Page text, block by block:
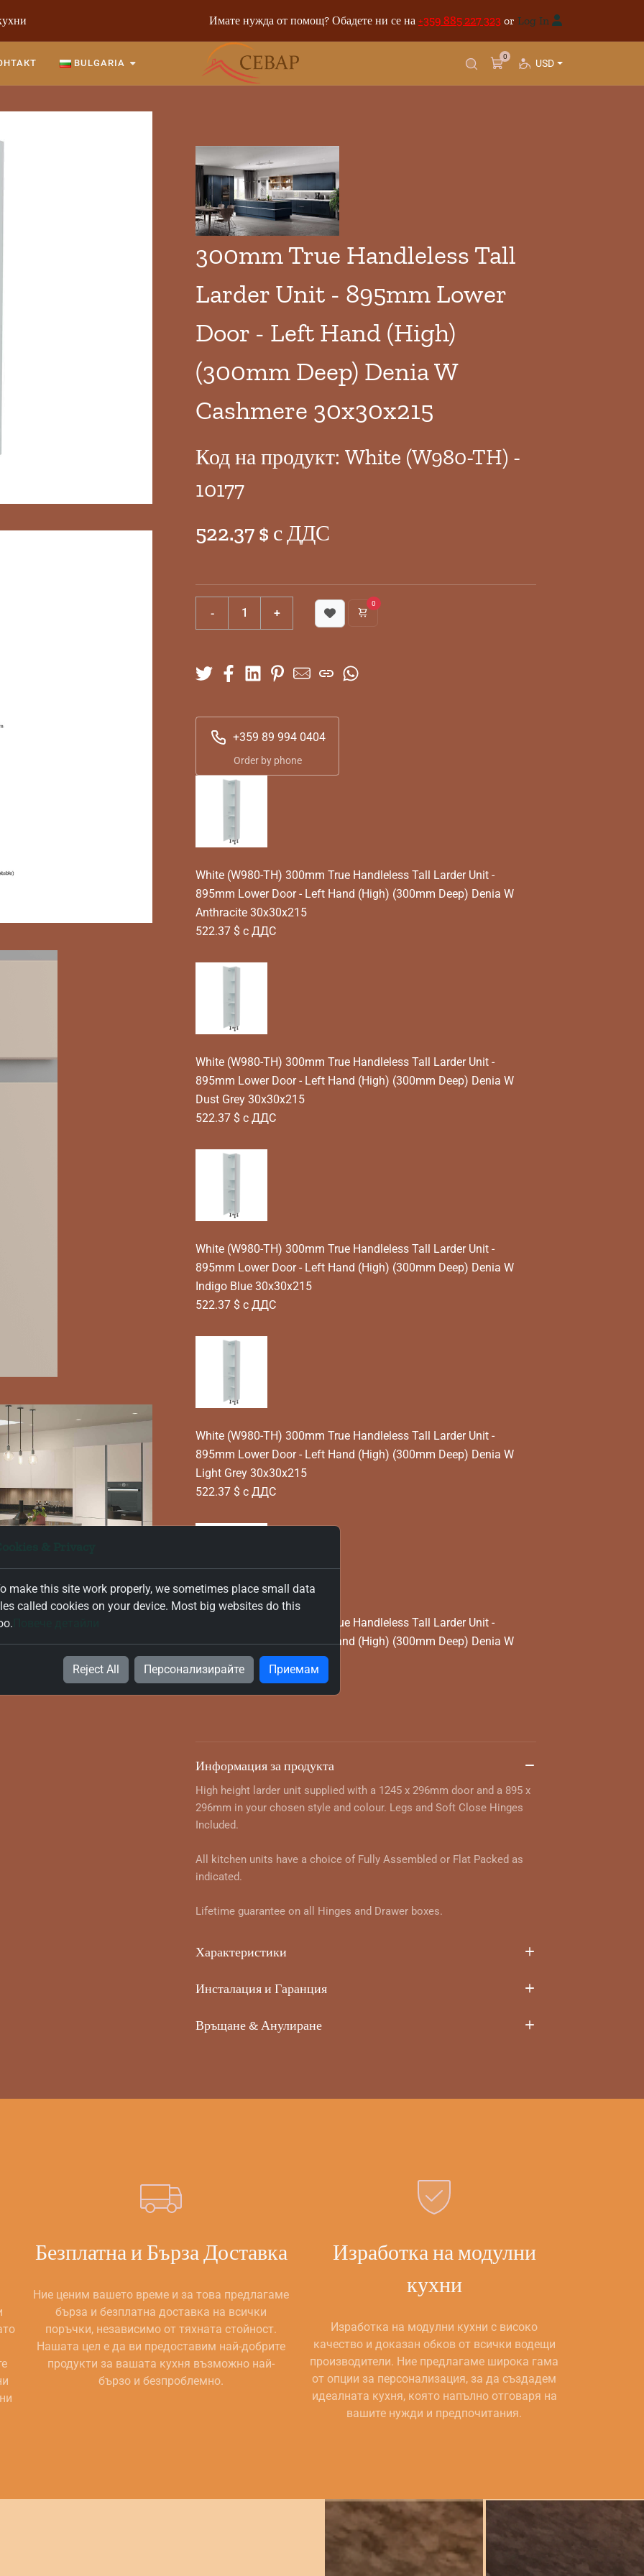
Имате нужда от помощ? Обадете ни се на +359 885 227 323 or Log In
0
USD
BULGARIA
300mm True Handleless Tall
Larder Unit - 895mm Lower
Door - Left Hand (High)
(300mm Deep) Denia W
Cashmere 30x30x215
Код на продукт: White (W980-TH) -
10177
522.37 $ с ДДС
0
+359 89 994 0404
Order by phone
White (W980-TH) 300mm True Handleless Tall Larder Unit -
895mm Lower Door - Left Hand (High) (300mm Deep) Denia W
Anthracite 30x30x215
522.37 $ с ДДС
White (W980-TH) 300mm True Handleless Tall Larder Unit -
895mm Lower Door - Left Hand (High) (300mm Deep) Denia W
Dust Grey 30x30x215
522.37 $ с ДДС
White (W980-TH) 300mm True Handleless Tall Larder Unit -
895mm Lower Door - Left Hand (High) (300mm Deep) Denia W
Indigo Blue 30x30x215
522.37 $ с ДДС
White (W980-TH) 300mm True Handleless Tall Larder Unit -
895mm Lower Door - Left Hand (High) (300mm Deep) Denia W
Light Grey 30x30x215
522.37 $ с ДДС
White (W980-TH) 300mm True Handleless Tall Larder Unit -
895mm Lower Door - Left Hand (High) (300mm Deep) Denia W
White 30x30x215
522.37 $ с ДДС
Информация за продукта
High height larder unit supplied with a 1245 x 296mm door and a 895 x
296mm in your chosen style and colour. Legs and Soft Close Hinges
Included.
All kitchen units have a choice of Fully Assembled or Flat Packed as
indicated.
Lifetime guarantee on all Hinges and Drawer boxes.
Характеристики
Инсталация и Гаранция
Връщане & Анулиране
Безплатна и Бърза Доставка
Ние ценим вашето време и за това предлагаме
бърза и безплатна доставка на всички
поръчки, независимо от тяхната стойност.
Нашата цел е да ви предоставим най-добрите
продукти за вашата кухня възможно най-
бързо и безпроблемно.
Изработка на модулни
кухни
Изработка на модулни кухни с високо
качество и доказан обков от всички водещи
производители. Ние предлагаме широка гама
от опции за персонализация, за да създадем
идеалната кухня, която напълно отговаря на
вашите нужди и предпочитания.
make this site work properly, we sometimes place small data
called cookies on your device. Most big websites do this
Reject All Персонализирайте Приемам